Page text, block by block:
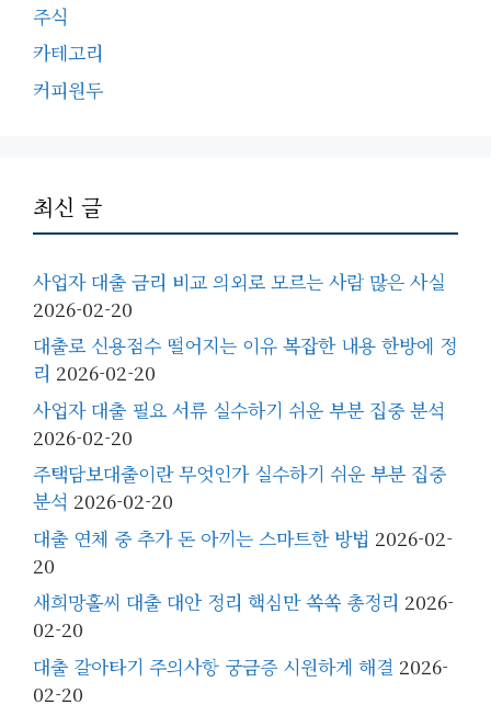
주식
카테고리
커피원두
최신 글
사업자 대출 금리 비교 의외로 모르는 사람 많은 사실
2026-02-20
대출로 신용점수 떨어지는 이유 복잡한 내용 한방에 정
리 2026-02-20
사업자 대출 필요 서류 실수하기 쉬운 부분 집중 분석
2026-02-20
주택담보대출이란 무엇인가 실수하기 쉬운 부분 집중
분석 2026-02-20
대출 연체 중 추가 돈 아끼는 스마트한 방법 2026-02-
20
새희망홀씨 대출 대안 정리 핵심만 쏙쏙 총정리 2026-
02-20
대출 갈아타기 주의사항 궁금증 시원하게 해결 2026-
02-20